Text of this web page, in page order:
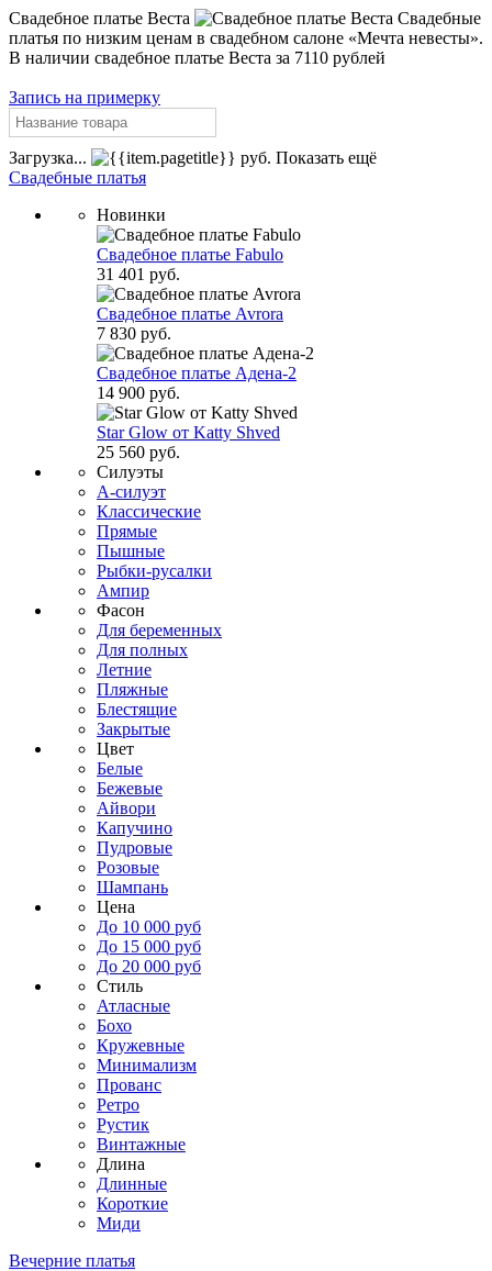
Свадебное платье Веста
Cвадебные
платья по низким ценам в свадебном салоне «Мечта невесты».
В наличии свадебное платье Веста за 7110 рублей
Запись на примерку
Загрузка... руб. Показать ещё
Свадебные платья
Новинки
Свадебное платье Fabulo
31 401 руб.
Свадебное платье Avrora
7 830 руб.
Свадебное платье Адена-2
14 900 руб.
Star Glow от Katty Shved
25 560 руб.
Силуэты
А-силуэт
Классические
Прямые
Пышные
Рыбки-русалки
Ампир
Фасон
Для беременных
Для полных
Летние
Пляжные
Блестящие
Закрытые
Цвет
Белые
Бежевые
Айвори
Капучино
Пудровые
Розовые
Шампань
Цена
До 10 000 руб
До 15 000 руб
До 20 000 руб
Стиль
Атласные
Бохо
Кружевные
Минимализм
Прованс
Ретро
Рустик
Винтажные
Длина
Длинные
Короткие
Миди
Вечерние платья